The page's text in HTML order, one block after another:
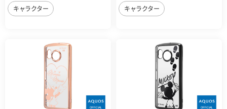
キャラクター キャラクター